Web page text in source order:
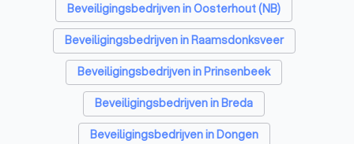
Beveiligingsbedrijven in Oosterhout (NB)
Beveiligingsbedrijven in Raamsdonksveer
Beveiligingsbedrijven in Prinsenbeek
Beveiligingsbedrijven in Breda
Beveiligingsbedrijven in Dongen